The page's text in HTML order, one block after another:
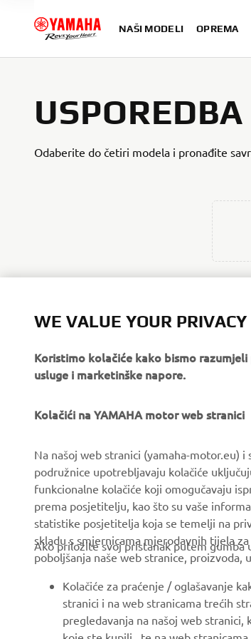
NAŠI MODELI OPREMA
USPOREDBA
Odaberite do četiri modela i pronađite
About us
Events
Press
Working at Yamaha
Become a Dealer
eBike systems
Authorities &
Golfcourses
First
Robotics
Partnerships
WE VALUE YOUR PRIVACY
Koristimo kolačiće kako bismo
usluge i marketinške napore.
Kolačići na YAMAHA motor web stranici
Na našoj web stranici (yamaha-motor.eu)
podružnice upotrebljavaju kolačiće
funkcionalne kolačiće koji omogučavaju
prema posjetitelju, kao što su vaše
statistike posjetitelja koja se temelji na
skladu s smjernicama mjerodavnih tijela
poboljšanja naše web stranice, proizvoda,
Ako priložite svoj pristanak putem gumba
Kolačiće za praćenje / oglašavanje
stranici i na web stranicama trećih
pregledavanja na našoj web stranici,